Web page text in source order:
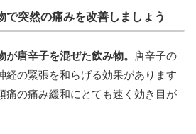
で突然の痛みを改善しましょう
唐辛子を混ぜた飲み物。
唐辛子の
経の緊張を和らげる効果があります
痛の痛み緩和にとても速く効き目が